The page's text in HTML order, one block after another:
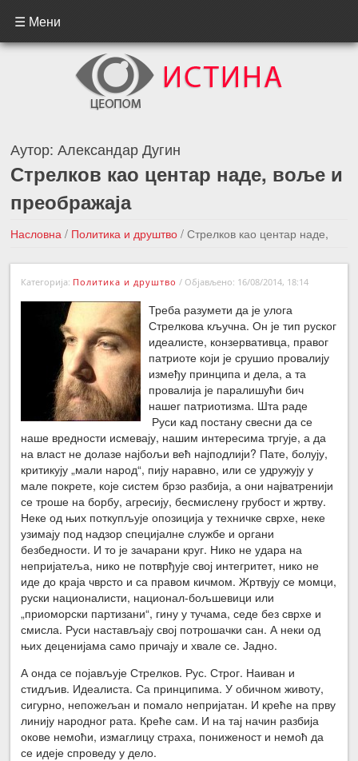
☰ Мени
Аутор:Александар Дугин
Стрелков као центар наде, воље и
преображаја
Насловна / Политика и друштво / Стрелков као центар наде,
воље и преображаја
←Претходна вест
Следећа вест →
Категорија: Политика и друштво / Објављено: 16/08/2014, 18:14
Треба разумети да је улога
Стрелкова кључна. Он је тип руског
идеалисте, конзервативца, правог
патриоте који је срушио провалију
између принципа и дела, а та
провалија је паралишући бич
нашег патриотизма. Шта раде
Руси кад постану свесни да се
наше вредности исмевају, нашим интересима тргује, а да
на власт не долазе најбољи већ најподлији? Пате, болују,
критикују „мали народ“, пију наравно, или се удружују у
мале покрете, које систем брзо разбија, а они најватренији
се троше на борбу, агресију, бесмислену грубост и жртву.
Неке од њих поткупљује опозиција у техничке сврхе, неке
узимају под надзор специјалне службе и органи
безбедности. И то је зачарани круг. Нико не удара на
непријатеља, нико не потврђује свој интегритет, нико не
иде до краја чврсто и са правом кичмом. Жртвују се момци,
руски националисти, национал-бољшевици или
„приоморски партизани“, гину у тучама, седе без сврхе и
смисла. Руси настављају свој потрошачки сан. А неки од
њих деценијама само причају и хвале се. Јадно.
А онда се појављује Стрелков. Рус. Строг. Наиван и
стидљив. Идеалиста. Са принципима. У обичном животу,
сигурно, непожељан и помало непријатан. И креће на прву
линију народног рата. Креће сам. И на тај начин разбија
окове немоћи, измаглицу страха, пониженост и немоћ да
се идеје спроведу у дело.